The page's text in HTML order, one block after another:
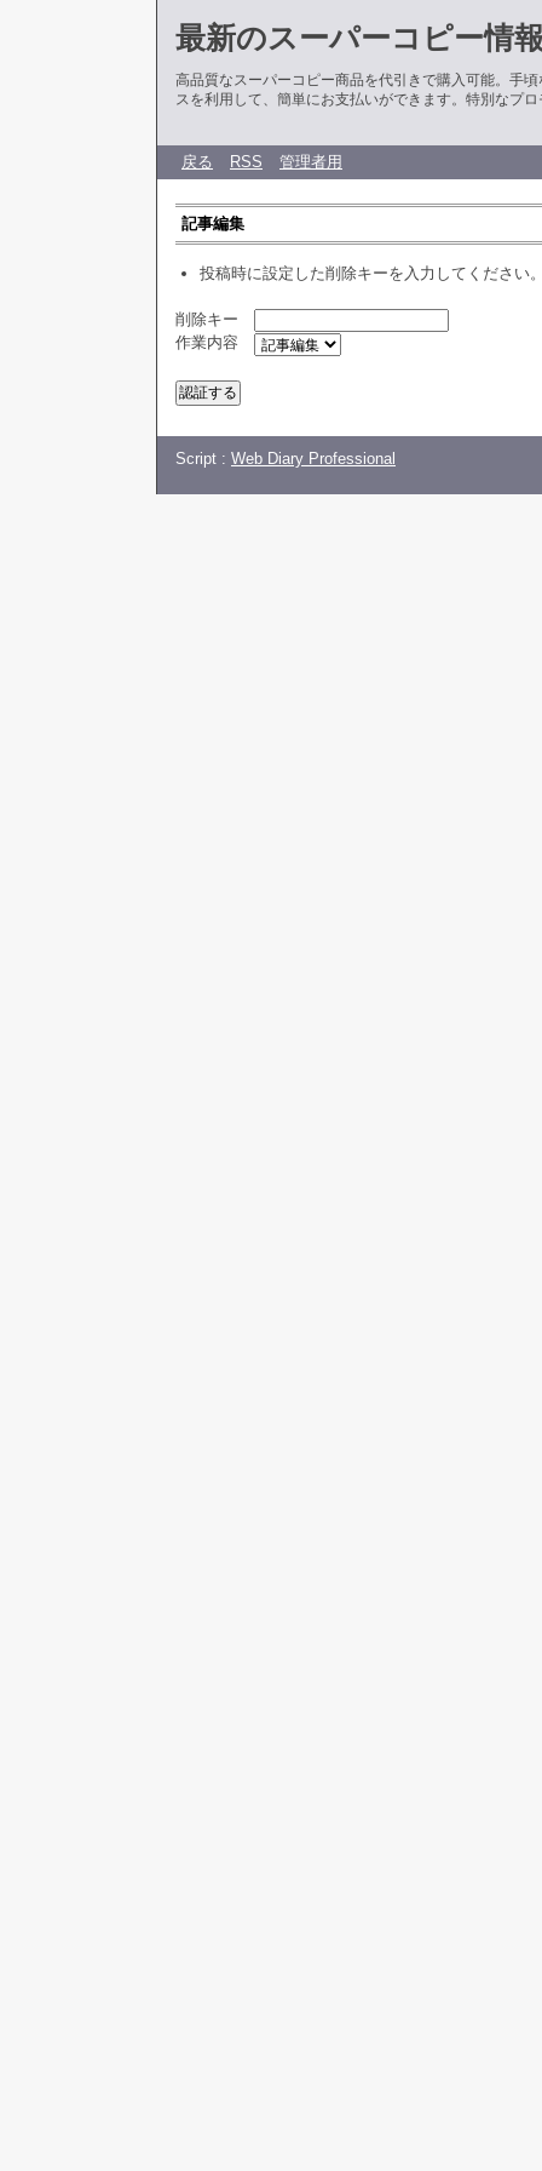
最新のスーパーコピー情
高品質なスーパーコピー商品を代引きで購入可能。手
スを利用して、簡単にお支払いができます。特別なプ
戻る RSS 管理者用
記事編集
投稿時に設定した削除キーを入力してください
削除キー
作業内容
Script : Web Diary Professional